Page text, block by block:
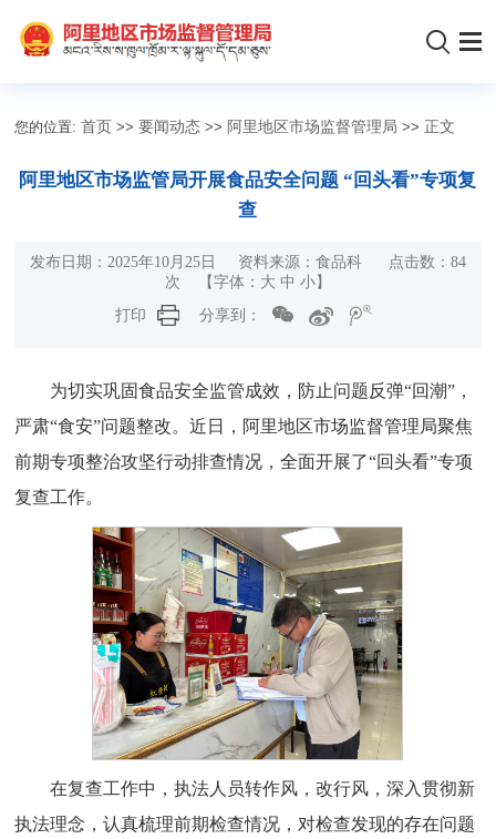
您的位置:首页 >>要闻动态 >> 阿里地区市场监督管理局 >> 正文
阿里地区市场监管局开展食品安全问题 “回头看”专项复
查
发布日期：2025年10月25日 资料来源：食品科 点击数： 84
次
【字体： 大 中 小】
打印
分享到：
为切实巩固食品安全监管成效，防止问题反弹“回潮”，
严肃“食安”问题整改。近日，阿里地区市场监督管理局聚焦
前期专项整治攻坚行动排查情况，全面开展了“回头看”专项
复查工作。
在复查工作中，执法人员转作风，改行风，深入贯彻新
执法理念，认真梳理前期检查情况，对检查发现的存在问题